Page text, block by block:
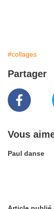
#collages
Partager
Vous
Paul danse